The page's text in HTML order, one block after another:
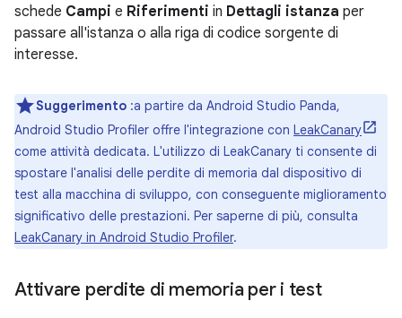
schede Campi e Riferimenti in Dettagli istanza per
passare all'istanza o alla riga di codice sorgente di
interesse.
Suggerimento :a partire da Android Studio Panda,
Android Studio Profiler offre l'integrazione con LeakCanary
come attività dedicata. L'utilizzo di LeakCanary ti consente di
spostare l'analisi delle perdite di memoria dal dispositivo di
test alla macchina di sviluppo, con conseguente miglioramento
significativo delle prestazioni. Per saperne di più, consulta
LeakCanary in Android Studio Profiler.
Attivare perdite di memoria per i test